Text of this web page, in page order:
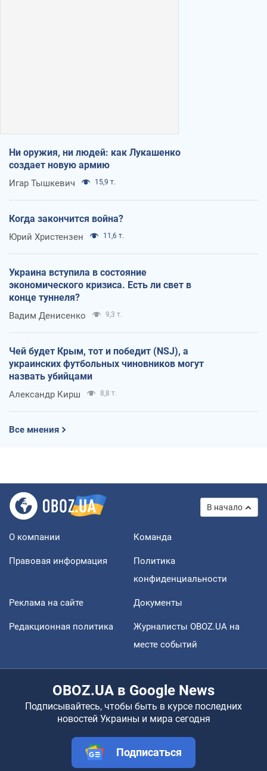
Ни оружия, ни людей: как Лукашенко
создает новую армию
Игар Тышкевич 15,9 т.
Когда закончится война?
Юрий Христензен 11,6 т.
Украина вступила в состояние
экономического кризиса. Есть ли свет в
конце туннеля?
Вадим Денисенко 9,3 т.
Чей будет Крым, тот и победит (NSJ), а
украинских футбольных чиновников могут
назвать убийцами
Александр Кирш 8,8 т.
Все мнения
В начало
О компании Команда
Правовая информация
Политика
конфиденциальности
Реклама на сайте Документы
Редакционная политика
Журналисты OBOZ.UA на
месте событий
OBOZ.UA в Google News
Подписывайтесь, чтобы быть в курсе последних
новостей Украины и мира сегодня
Подписаться